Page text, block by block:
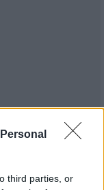
third parties, or